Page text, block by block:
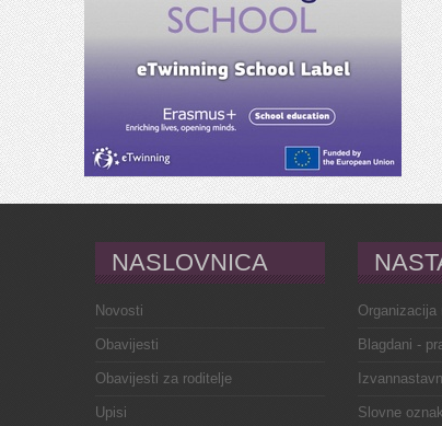
NASLOVNICA
Novosti
Obavijesti
Obavijesti za roditelje
Upisi
Organizacija
Blagdani -
Slovne